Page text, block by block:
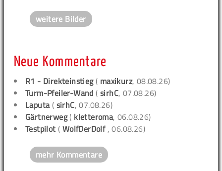
weitere Bilder
Neue Kommentare
R1 - Direkteinstieg( maxikurz, 08.08.26)
Turm-Pfeiler-Wand (sirhC, 07.08.26)
Laputa( sirhC, 07.08.26)
Gärtnerweg( kletteroma, 06.08.26)
Testpilot ( WolfDerDolf , 06.08.26)
mehr Kommentare